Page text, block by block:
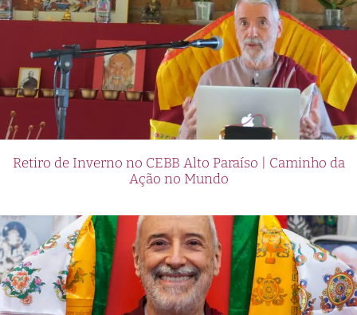
Retiro de Inverno no CEBB Alto Paraíso | Caminho da
Ação no Mundo